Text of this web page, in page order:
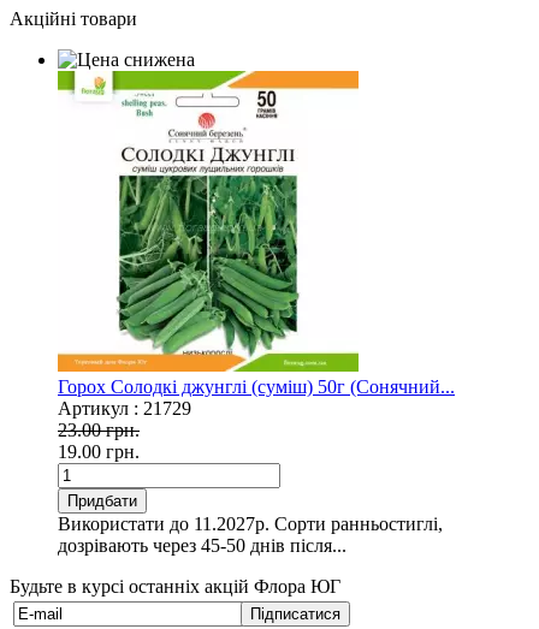
Акційні товари
Горох Солодкі джунглі (суміш) 50г (Сонячний...
Артикул : 21729
23.00 грн.
19.00 грн.
Придбати
Будьте в курсі останніх акцій Флора ЮГ